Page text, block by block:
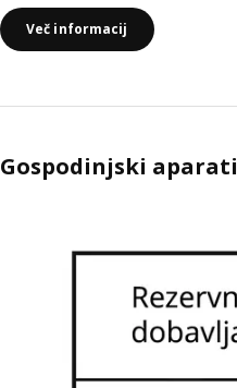
Več informacij
Gospodinjski aparati